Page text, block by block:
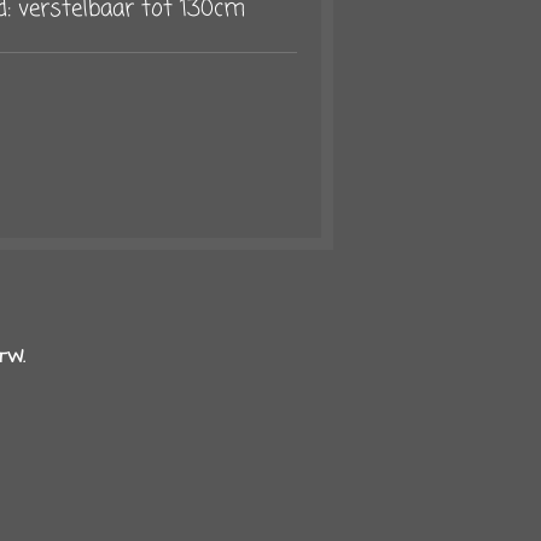
verstelbaar tot 130cm